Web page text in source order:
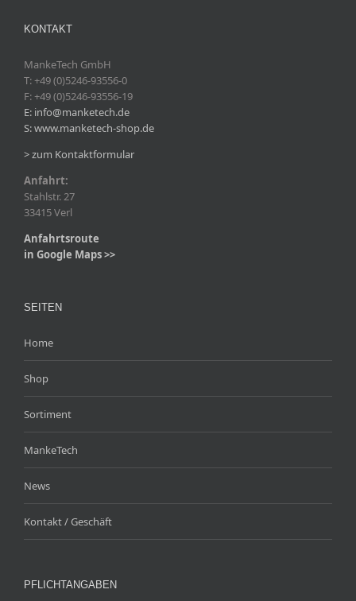
KONTAKT
MankeTech GmbH
T: +49 (0)5246-93556-0
F: +49 (0)5246-93556-19
E: info@manketech.de
S: www.manketech-shop.de
> zum Kontaktformular
Anfahrt:
Stahlstr. 27
33415 Verl
Anfahrtsroute
in Google Maps >>
SEITEN
Home
Shop
Sortiment
MankeTech
News
Kontakt / Geschäft
PFLICHTANGABEN